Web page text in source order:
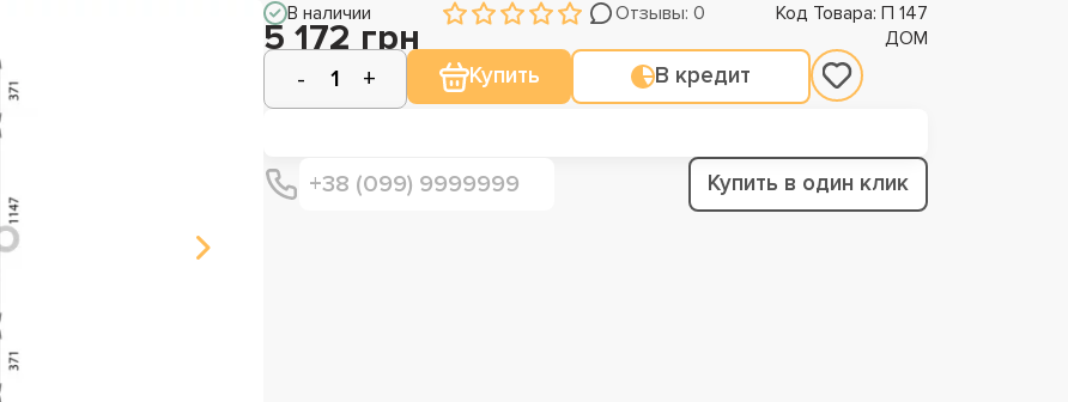
В наличии Отзывы: 0 Код Товара: П 147
5 172 грн ДОМ
Купить В кредит
Купить в один клик